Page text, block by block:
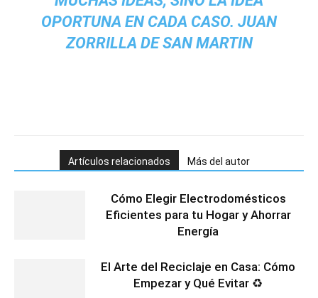
OPORTUNA EN CADA CASO. JUAN
ZORRILLA DE SAN MARTIN
Artículos relacionados Más del autor
Cómo Elegir Electrodomésticos
Eficientes para tu Hogar y Ahorrar
Energía
El Arte del Reciclaje en Casa: Cómo
Empezar y Qué Evitar ♻️